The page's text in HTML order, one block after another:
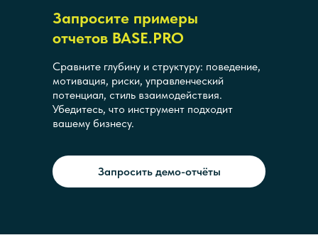
Запросите примеры
отчетов BASE.PRO
Сравните глубину и структуру: поведение,
мотивация, риски, управленческий
потенциал, стиль взаимодействия.
Убедитесь, что инструмент подходит
вашему бизнесу.
Запросить демо-отчёты